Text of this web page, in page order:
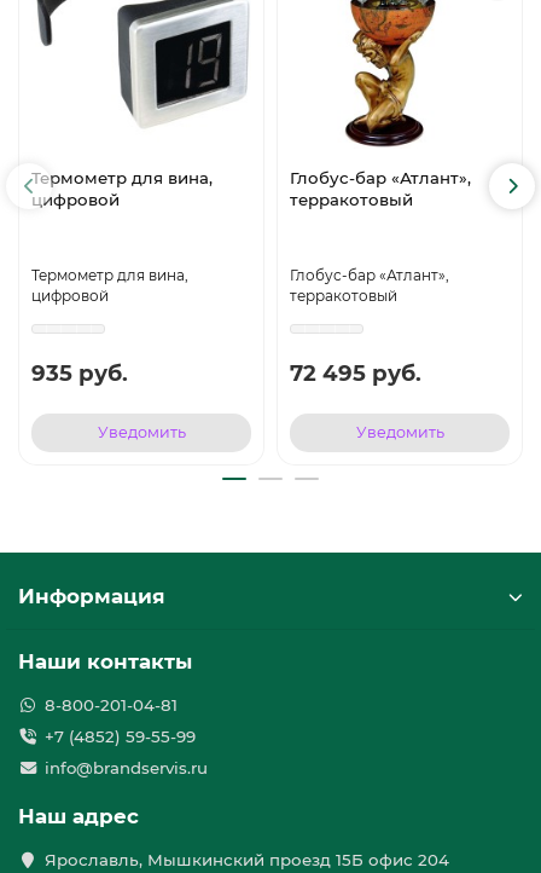
Термометр для вина,
цифровой
Термометр для вина,
цифровой
935 руб.
Уведомить
Глобус-бар «Атлант»,
терракотовый
Глобус-бар «Атлант»,
терракотовый
72 495 руб.
Уведомить
Информация
Наши контакты
8-800-201-04-81
+7 (4852) 59-55-99
info@brandservis.ru
Наш адрес
Ярославль, Мышкинский проезд 15Б офис 204